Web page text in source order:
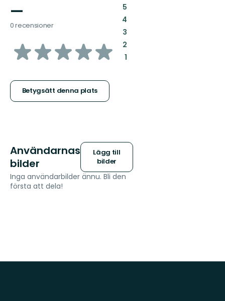
—
0 recensioner
av
stjärnor
Betygsätt denna plats
5:
4:
3:
2:
1:
Användarnas
bilder
Lägg till
bilder
Inga användarbilder ännu. Bli den
första att dela!